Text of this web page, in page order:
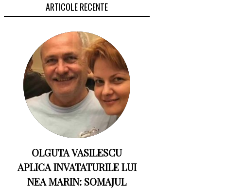
ARTICOLE RECENTE
OLGUTA VASILESCU
APLICA INVATATURILE LUI
NEA MARIN: SOMAJUL